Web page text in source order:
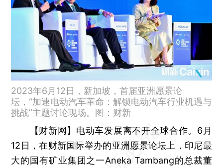
2023年6月12日，新加坡，首届亚洲愿景论
坛，“加速电动汽车革命：解锁电动汽车行业机遇与
挑战”主题讨论现场。图：财新
【财新网】 电动车发展离不开全球合作。6月
12日，在财新国际举办的亚洲愿景论坛上，印尼最
大的国有矿业集团之一Aneka Tambang的总裁董